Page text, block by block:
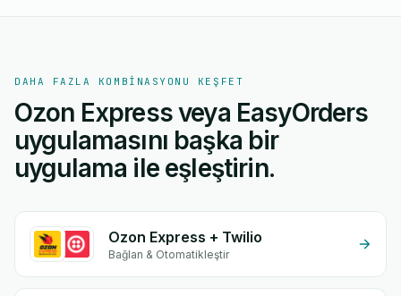
DAHA FAZLA KOMBINASYONU KEŞFET
Ozon Express veya EasyOrders
uygulamasını başka bir
uygulama ile eşleştirin.
Ozon Express + Twilio
Bağlan & Otomatikleştir